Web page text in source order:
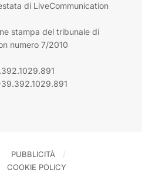
di LiveCommunication
stampa del tribunale di
numero 7/2010
PUBBLICITÀ
COOKIE POLICY